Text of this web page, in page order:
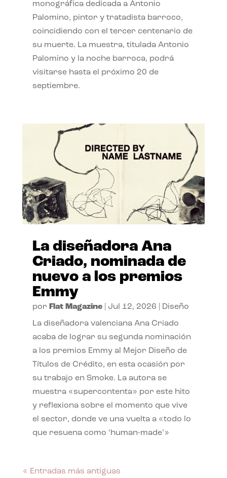
monográfica dedicada a Antonio
Palomino, pintor y tratadista barroco,
coincidiendo con el tercer centenario de
su muerte. La muestra, titulada Antonio
Palomino y la noche barroca, podrá
visitarse hasta el próximo 20 de
septiembre.
La diseñadora Ana
Criado, nominada de
nuevo a los premios
Emmy
por Flat Magazine| Jul 12, 2026 Diseño
La diseñadora valenciana Ana Criado
acaba de lograr su segunda nominación
a los premios Emmy al Mejor Diseño de
Títulos de Crédito, en esta ocasión por
su trabajo en Smoke. La autora se
muestra «supercontenta» por este hito
y reflexiona sobre el momento que vive
el sector, donde ve una vuelta a «todo lo
que resuena como ‘human-made’»
« Entradas más antiguas